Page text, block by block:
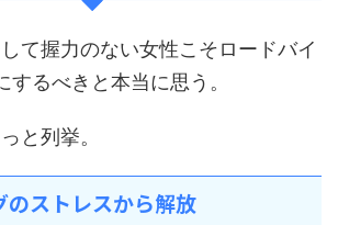
て握力のない女性こそロードバイ
するべきと本当に思う。
と列挙。
のストレスから解放